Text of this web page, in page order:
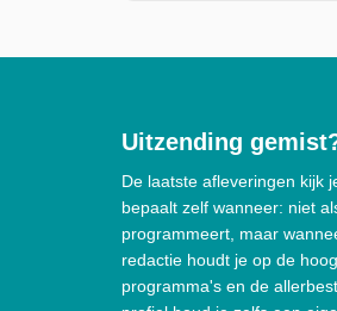
Uitzending
De laatste afleveringen kijk
bepaalt zelf wanneer: niet
programmeert, maar
redactie houdt je op de
programma's en de